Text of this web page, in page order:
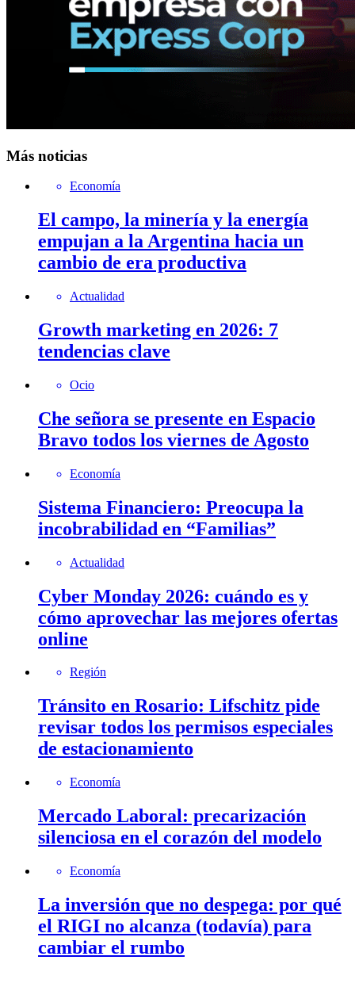
Más noticias
Economía
El campo, la minería y la energía
empujan a la Argentina hacia un
cambio de era productiva
Actualidad
Growth marketing en 2026: 7
tendencias clave
Ocio
Che señora se presente en Espacio
Bravo todos los viernes de Agosto
Economía
Sistema Financiero: Preocupa la
incobrabilidad en “Familias”
Actualidad
Cyber Monday 2026: cuándo es y
cómo aprovechar las mejores ofertas
online
Región
Tránsito en Rosario: Lifschitz pide
revisar todos los permisos especiales
de estacionamiento
Economía
Mercado Laboral: precarización
silenciosa en el corazón del modelo
Economía
La inversión que no despega: por qué
el RIGI no alcanza (todavía) para
cambiar el rumbo